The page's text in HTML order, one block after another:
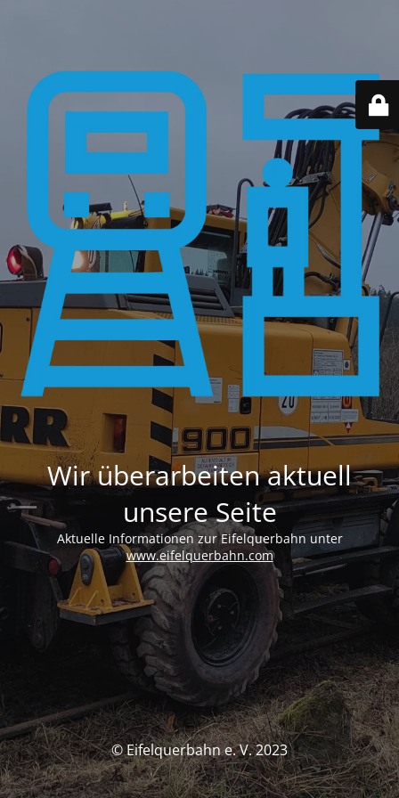
Wir überarbeiten aktuell
unsere Seite
Aktuelle Informationen zur Eifelquerbahn unter
www.eifelquerbahn.com
© Eifelquerbahn e. V. 2023